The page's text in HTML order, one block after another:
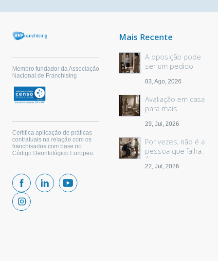
Membro fundador da Associação
Nacional de Franchising
Certifica aplicação de práticas
contratuais na relação com os
franchisados com base no
Código Deontológico Europeu.
Mais Recente
A oposição pode
ser um pedido
sem palavras
03, Ago, 2026
Avaliação em casa
para mais
29, Jul, 2026
Por vezes, não é a
pessoa que falha.
É o espaço.
22, Jul, 2026